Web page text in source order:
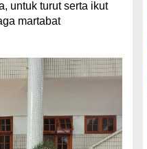
untuk turut serta ikut
martabat